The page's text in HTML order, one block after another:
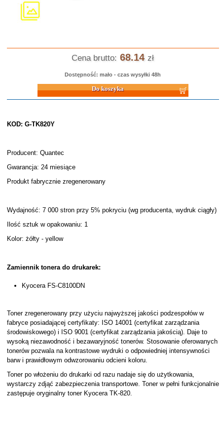
Cena brutto: 68.14 zł
Dostępność: mało - czas wysyłki 48h
Do koszyka
KOD: G-TK820Y
Producent: Quantec
Gwarancja: 24 miesiące
Produkt fabrycznie zregenerowany
Wydajność: 7 000 stron przy 5% pokryciu (wg producenta, wydruk ciągły)
Ilość sztuk w opakowaniu: 1
Kolor: żółty - yellow
Zamiennik tonera do drukarek:
Kyocera FS-C8100DN
Toner zregenerowany przy użyciu najwyższej jakości podzespołów w
fabryce posiadającej certyfikaty: ISO 14001 (certyfikat zarządzania
środowiskowego) i ISO 9001 (certyfikat zarządzania jakością). Daje to
wysoką niezawodność i bezawaryjność tonerów. Stosowanie oferowanych
tonerów pozwala na kontrastowe wydruki o odpowiedniej intensywności
barw i prawidłowym odwzorowaniu odcieni koloru.
Toner po włożeniu do drukarki od razu nadaje się do użytkowania,
wystarczy zdjąć zabezpieczenia transportowe. Toner w pełni funkcjonalnie
zastępuje oryginalny toner Kyocera TK-820.